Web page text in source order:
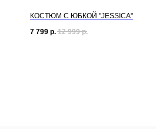
КОСТЮМ С ЮБКОЙ "JESSICA"
7 799 р. 12 999 р.